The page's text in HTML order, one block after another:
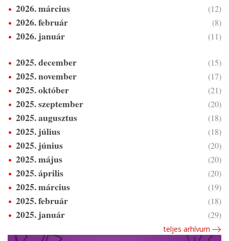
2026. március (12)
2026. február (8)
2026. január (11)
2025. december (15)
2025. november (17)
2025. október (21)
2025. szeptember (20)
2025. augusztus (18)
2025. július (18)
2025. június (20)
2025. május (20)
2025. április (20)
2025. március (19)
2025. február (18)
2025. január (29)
teljes arhívum